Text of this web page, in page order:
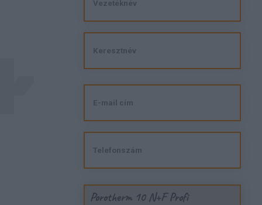
Porotherm 10 N+F Profi